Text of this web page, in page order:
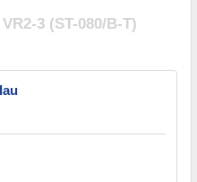
VR2-3 (ST-080/B-T)